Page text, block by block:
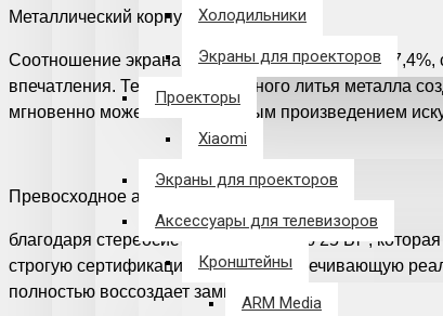
Холодильники
Экраны для проекторов
Проекторы
Xiaomi
Экраны для проекторов
Аксессуары для телевизоров
Кронштейны
ARM Media
Металлический корпус
Соотношение экрана к корпусу составляет до
впечатления. Технология цельного литья металла
мгновенно может стать изящным произведением
Превосходное аудиовизуальное качество
благодаря стереосистеме мощностью 25 Вт*,
строгую сертификацию DTS:X, обеспечивающую
полностью воссоздает замысел автора.